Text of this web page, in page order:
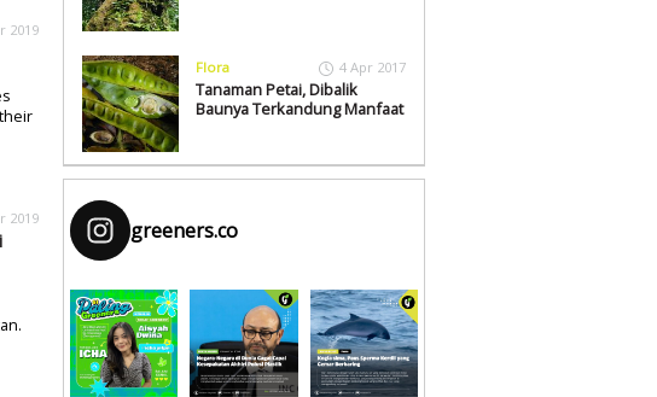
2019
2019
Flora 4 Apr 2017
Tanaman Petai, Dibalik
Baunya Terkandung Manfaat
greeners.co